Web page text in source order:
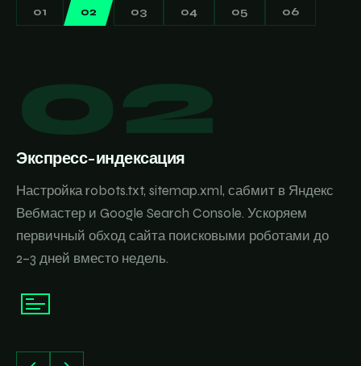
01 02 03 04 05 06
01
Sandbox-стратегия
Разрабатываем индивидуальный план обхода
фильтра с учётом возраста домена, ниши и
конкурентов. Каждый месяц — конкретные
приоритеты.
02
Экспресс-индексация
Настройка robots.txt, sitemap.xml, сабмит в Яндекс
Вебмастер и Google Search Console. Ускоряем
первичный обход сайта поисковыми роботами до
2–3 дней вместо недель.